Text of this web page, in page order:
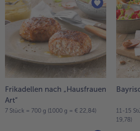
Frikadellen nach „Hausfrauen
Art“
7 Stück = 700 g (1000 g = € 22,84)
11-15
19,78)